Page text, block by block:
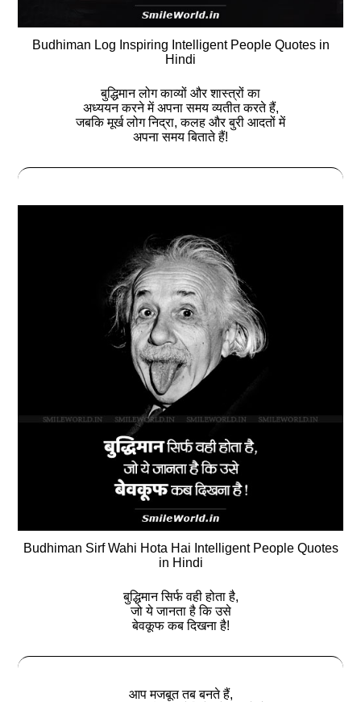
Budhiman Log Inspiring Intelligent People Quotes in
Hindi
बुद्धिमान लोग काव्यों और शास्त्रों का
अध्ययन करने में अपना समय व्यतीत करते हैं,
जबकि मूर्ख लोग निद्रा, कलह और बुरी आदतों में
अपना समय बिताते हैं!
Budhiman Sirf Wahi Hota Hai Intelligent People Quotes
in Hindi
बुद्धिमान सिर्फ वही होता है,
जो ये जानता है कि उसे
बेवकूफ कब दिखना है!
आप मजबूत तब बनते हैं,